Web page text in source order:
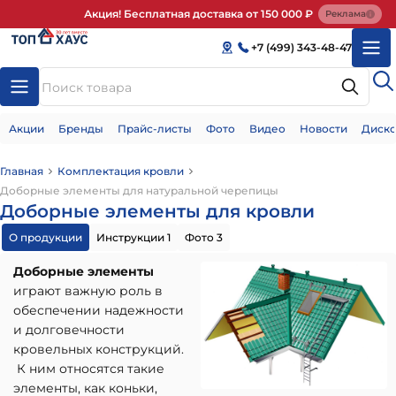
Акция! Бесплатная доставка от 150 000 ₽ Реклама
+7 (499) 343-48-47
Акции Бренды Прайс-листы Фото Видео Новости
Главная
Комплектация кровли
Доборные элементы для натуральной черепицы
Доборные элементы для кровли
О продукции Инструкции 1 Фото 3
Доборные элементы
играют важную роль в
обеспечении надежности
и долговечности
кровельных конструкций.
К ним относятся такие
элементы, как коньки,